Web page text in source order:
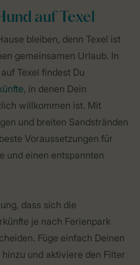
auf Texel
bleiben, denn Texel ist
gemeinsamen Urlaub. In
Texel findest Du
, in denen Dein
willkommen ist. Mit
und breiten Sandstränden
Voraussetzungen für
und einen entspannten
dass sich die
je nach Ferienpark
Füge einfach Deinen
und aktiviere den Filter